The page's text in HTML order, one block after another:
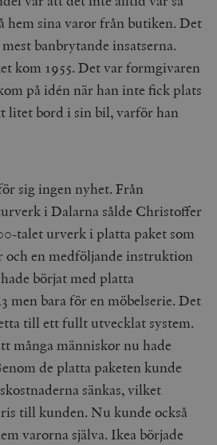
hem sina varor från butiken. Det
banbrytande insatserna.
kom 1955. Det var formgivaren
på idén när han inte fick plats
litet bord i sin bil, varför han
sig ingen nyhet. Från
i Dalarna sålde Christoffer
talet urverk i platta paket som
en medföljande instruktion
börjat med platta
men bara för en möbelserie. Det
till ett fullt utvecklat system.
många människor nu hade
de platta paketen kunde
sänkas, vilket
till kunden. Nu kunde också
varorna själva. Ikea började